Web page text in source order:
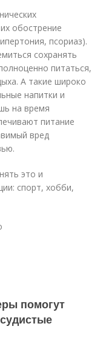
обострение
псориаз).
сохранять
питаться,
А такие широко
напитки и
на время
питание
вред
это и
спорт, хобби,
помогут